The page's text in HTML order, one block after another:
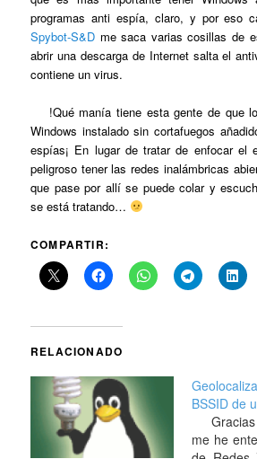
programas anti espía, claro, y por eso
Spybot-S&D me saca varias cosillas de
abrir una descarga de Internet salta el
contiene un virus.
!Qué manía tiene esta gente de que
Windows instalado sin cortafuegos
espías¡ En lugar de tratar de enfocar el
peligroso tener las redes inalámbricas
que pase por allí se puede colar y
se está tratando…
COMPARTIR:
RELACIONADO
BSSID de
me he